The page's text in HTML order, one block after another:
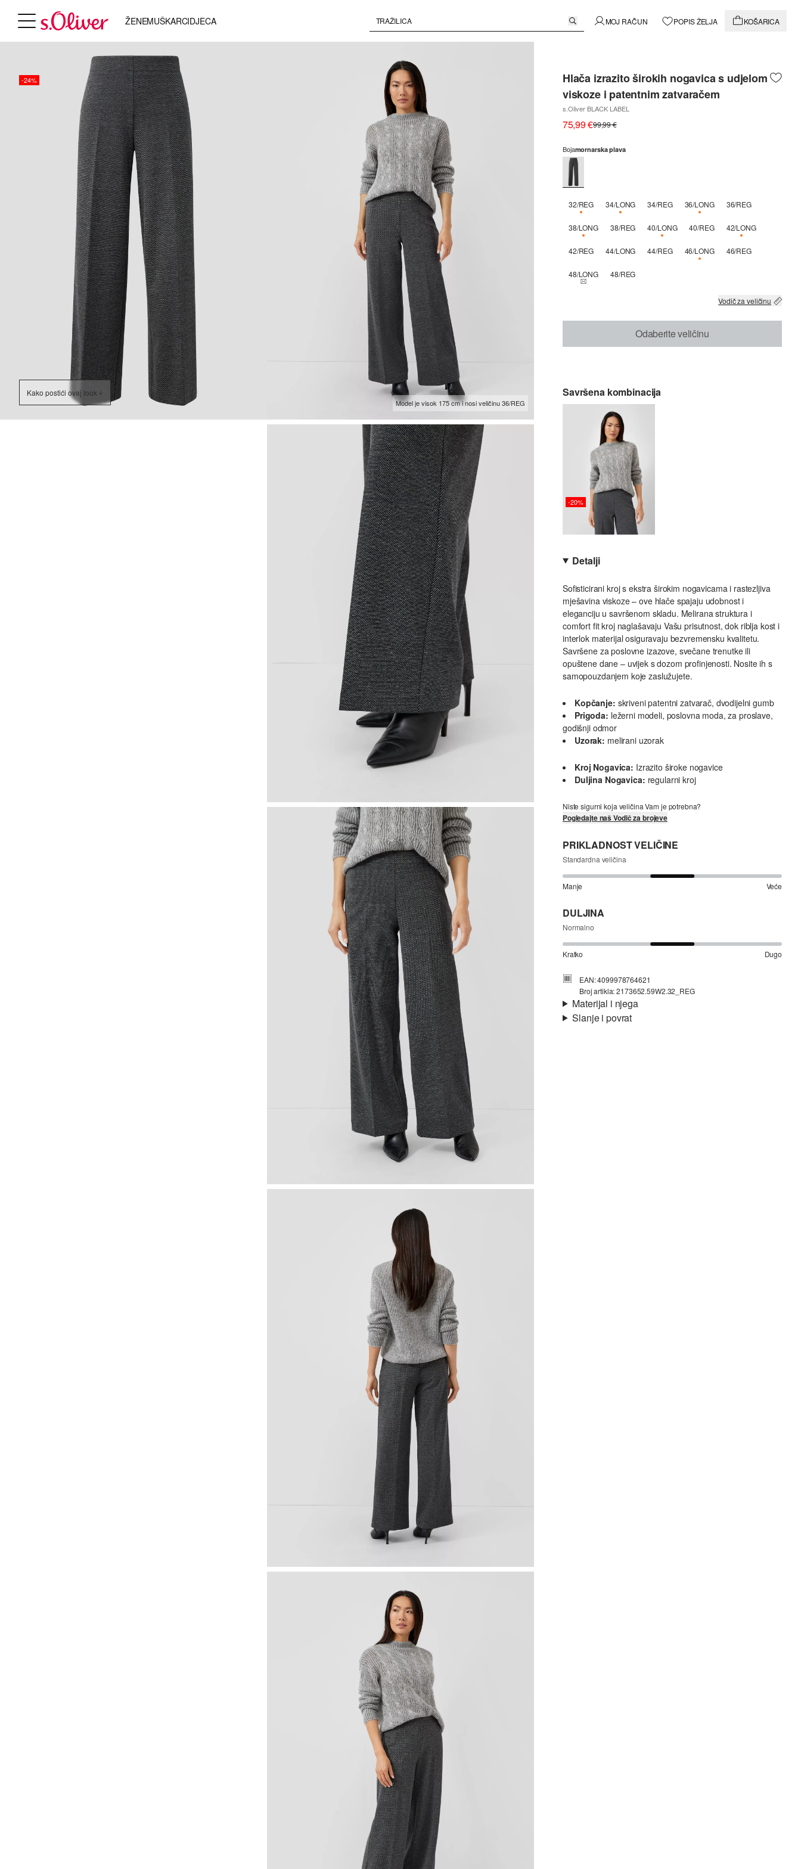
ŽENEMUŠKARCIDJECA MOJ RAČUN POPIS ŽELJA KOŠARICA
-24%
Kako postići ovaj look
Model je visok 175 cm i nosi veličinu 36/REG
Hlača izrazito širokih nogavica s udjelom
viskoze i patentnim zatvaračem
s.Oliver BLACK LABEL
75,99 €99,99 €
Bojamornarska plava
32/REGDOSTUPNO SAMO 3
34/LONGDOSTUPNO SAMO 2
34/REG 36/LONGDOSTUPNO SAMO 2
36/REG
38/LONGDOSTUPNO SAMO 1
38/REG 40/LONGDOSTUPNO SAMO 2
40/REG 42/LONGDOSTUPNO
42/REG
44/LONG 44/REG 46/LONGDOSTUPNO SAMO 1
46/REG
48/LONGTHIS SIZE IS CURRENTLY OUT OF STOCK
48/REG
Vodič za veličinu
Odaberite veličinu
Savršena kombinacija
-20%
Detalji
Sofisticirani kroj s ekstra širokim nogavicama i rastezljiva
mješavina viskoze – ove hlače spajaju udobnost i
eleganciju u savršenom skladu. Melirana struktura i
comfort fit kroj naglašavaju Vašu prisutnost, dok riblja kost i
interlok materijal osiguravaju bezvremensku kvalitetu.
Savršene za poslovne izazove, svečane trenutke ili
opuštene dane – uvijek s dozom profinjenosti. Nosite ih s
samopouzdanjem koje zaslužujete.
Kopčanje: skriveni patentni zatvarač, dvodijelni gumb
Prigoda: ležerni modeli, poslovna moda, za proslave,
godišnji odmor
Uzorak: melirani uzorak
Kroj Nogavica: Izrazito široke nogavice
Duljina Nogavica: regularni kroj
Niste sigurni koja veličina Vam je potrebna?
Pogledajte naš Vodič za brojeve
PRIKLADNOST VELIČINE
Standardna veličina
Manje Veće
DULJINA
Normalno
Kratko Dugo
EAN: 4099978764621
Broj artikla: 2173652.59W2.32_REG
Materijal i njega
Slanje i povrat